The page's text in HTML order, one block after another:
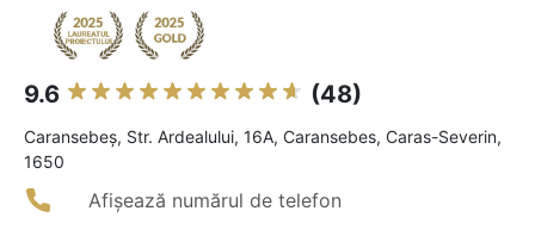
9.6 (48)
Caransebeş, Str. Ardealului, 16A, Caransebes, Caras-Severin,
1650
Afișează numărul de telefon